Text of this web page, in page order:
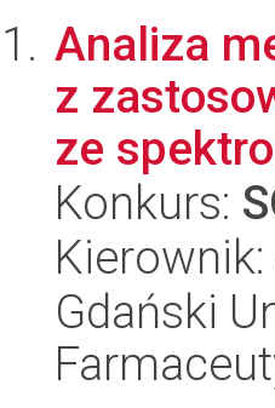
Analiza
z
ze
Konkurs:
Gdański